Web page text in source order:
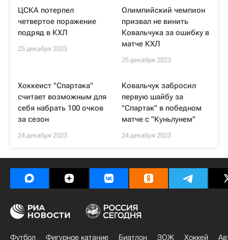
ЦСКА потерпел
четвертое поражение
подряд в КХЛ
25 декабря 2023
Олимпийский чемпион
призвал не винить
Ковальчука за ошибку в
матче КХЛ
25 декабря 2023
Хоккеист "Спартака"
считает возможным для
себя набрать 100 очков
за сезон
24 декабря 2023
Ковальчук забросил
первую шайбу за
"Спартак" в победном
матче с "Куньлунем"
24 декабря 2023
Футбол Фигурное катание Биатлон ЗОЖ Хоккей